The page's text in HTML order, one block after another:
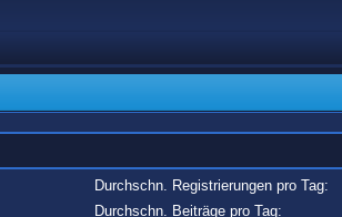
Durchschn. Registrierungen pro Tag:
Durchschn. Beiträge pro Tag: